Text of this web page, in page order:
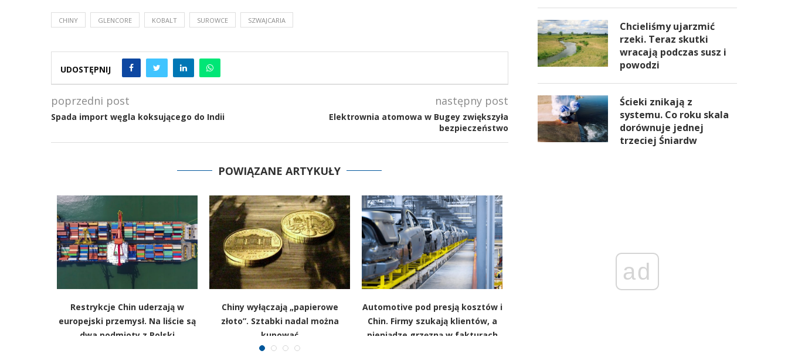
CHINY GLENCORE KOBALT SUROWCE SZWAJCARIA
UDOSTĘPNIJ
poprzedni post
Spada import węgla koksującego do Indii
następny post
Elektrownia atomowa w Bugey zwiększyła
bezpieczeństwo
POWIĄZANE ARTYKUŁY
Restrykcje Chin uderzają w
europejski przemysł. Na liście są
dwa podmioty z Polski
Chiny wyłączają „papierowe
złoto”. Sztabki nadal można
kupować
Automotive pod presją kosztów i
Chin. Firmy szukają klientów, a
pieniądze grzęzną w fakturach
Chcieliśmy ujarzmić
rzeki. Teraz skutki
wracają podczas susz i
powodzi
Ścieki znikają z
systemu. Co roku skala
dorównuje jednej
trzeciej Śniardw
ad